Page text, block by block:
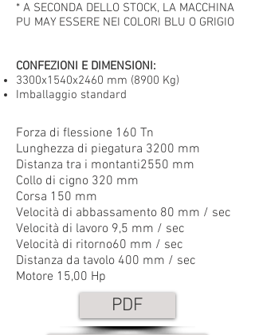
* A SECONDA DELLO STOCK, LA MACCHINA
PU MAY ESSERE NEI COLORI BLU O GRIGIO
CONFEZIONI E DIMENSIONI:
3300x1540x2460 mm (8900 Kg)
Imballaggio standard
Forza di flessione 160 Tn
Lunghezza di piegatura 3200 mm
Distanza tra i montanti2550 mm
Collo di cigno 320 mm
Corsa 150 mm
Velocità di abbassamento 80 mm / sec
Velocità di lavoro 9,5 mm / sec
Velocità di ritorno60 mm / sec
Distanza da tavolo 400 mm / sec
Motore 15,00 Hp
PDF